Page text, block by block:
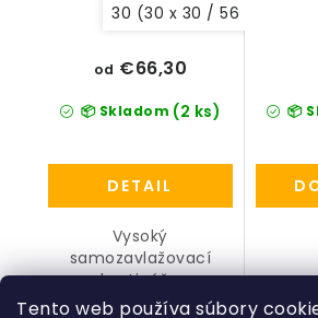
Tento web používa súbory
30 (30 x 30 / 56 cm)
📦 Skladom (2 ks)
od €66,30
DETAIL
Vysoký
samozavlažovací
kvetináč...
📦